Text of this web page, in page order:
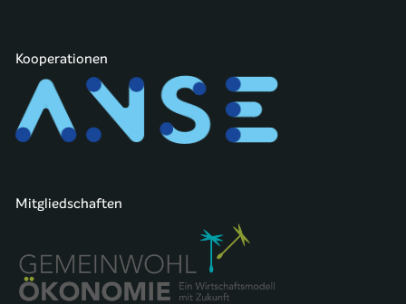
Kooperationen
Mitgliedschaften